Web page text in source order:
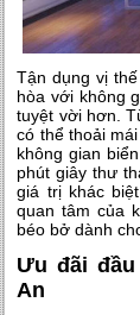
Tận dụng vị
hòa với không
tuyệt vời hơn.
có thể thoải
không gian
phút giây thư
giá trị khác
quan tâm của
béo bở dành
Ưu đãi
An